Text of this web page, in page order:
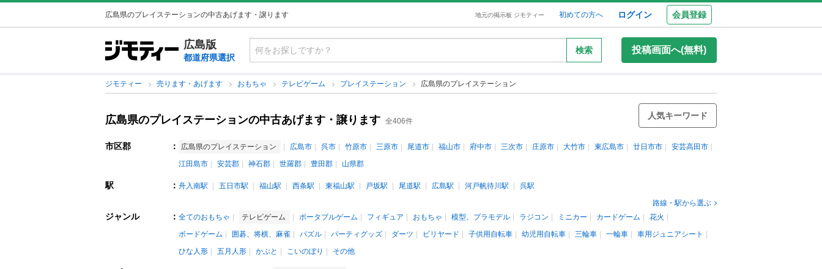
広島県のプレイステーションの中古あげます・譲ります 地元の掲示板 ジモティー 初めての方へ ログイン 会員登録
広島版
都道府県選択
検索 投稿画面へ(無料)
ジモティー 売ります・あげます おもちゃ テレビゲーム プレイステーション 広島県のプレイステーション
広島県のプレイステーションの中古あげます・譲ります 全406件
人気キーワード
市区郡 ： 広島県のプレイステーション 広島市 呉市 竹原市 三原市 尾道市 福山市 府中市 三次市 庄原市 大竹市 東広島市 廿日市市
安芸高田市
江田島市
安芸郡 神石郡 世羅郡 豊田郡 山県郡
駅 ： 舟入南駅 五日市駅 福山駅 西条駅 東福山駅 戸坂駅 尾道駅 広島駅 河戸帆待川駅
呉駅
路線・駅から選ぶ
ジャンル ： 全てのおもちゃ テレビゲーム ポータブルゲーム フィギュア おもちゃ 模型、プラモデル ラジコン ミニカー カードゲーム
花火
ボードゲーム
囲碁、将棋、麻雀 パズル パーティグッズ ダーツ ビリヤード 子供用自転車 幼児用自転車 三輪車 一輪車
車用ジュニアシート
ひな人形
五月人形 かぶと こいのぼり その他